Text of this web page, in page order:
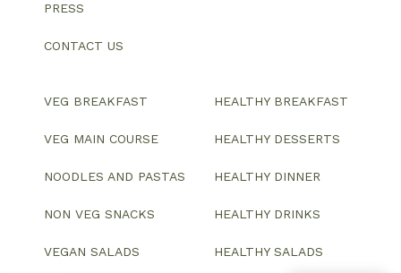
PRESS
CONTACT US
VEG BREAKFAST
VEG MAIN COURSE
NOODLES AND PASTAS
NON VEG SNACKS
VEGAN SALADS
HEALTHY BREAKFAST
HEALTHY DESSERTS
HEALTHY DINNER
HEALTHY DRINKS
HEALTHY SALADS